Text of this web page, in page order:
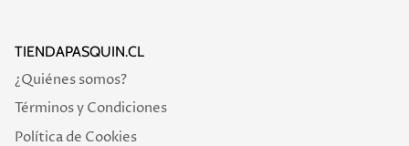
TIENDAPASQUIN.CL
¿Quiénes somos?
Términos y Condiciones
Política de Cookies